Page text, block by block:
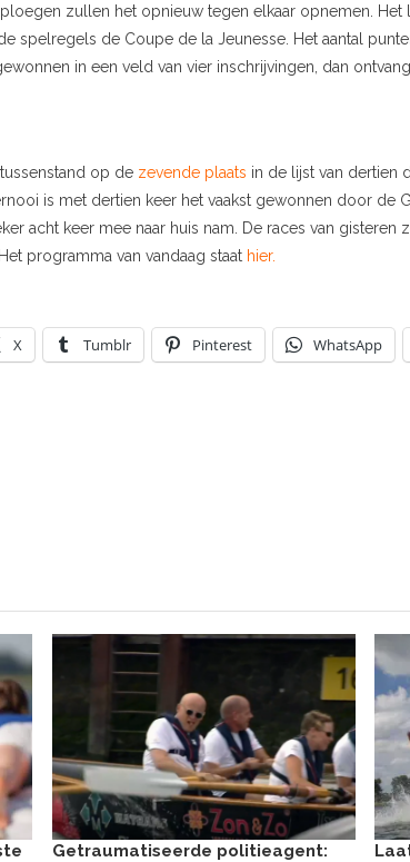
zullen het opnieuw tegen elkaar opnemen. Het
spelregels de Coupe de la Jeunesse. Het aantal
in een veld van vier inschrijvingen, dan
op de zevende plaats in de lijst van dertien
is met dertien keer het vaakst gewonnen door de
acht keer mee naar huis nam. De races van gisteren
programma van vandaag staat hier.
X Tumblr Pinterest WhatsApp
Getraumatiseerde politieagent: